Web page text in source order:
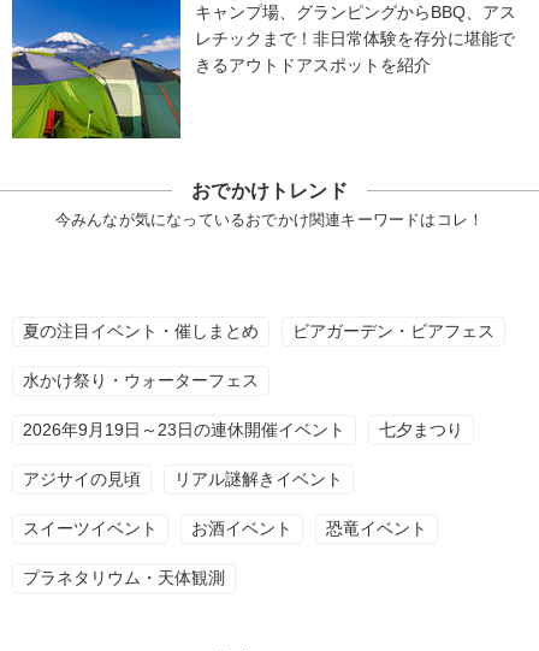
キャンプ場、グランピングからBBQ、アス
レチックまで！非日常体験を存分に堪能で
きるアウトドアスポットを紹介
おでかけトレンド
今みんなが気になっているおでかけ関連キーワードはコレ！
夏の注目イベント・催しまとめ ビアガーデン・ビアフェス
水かけ祭り・ウォーターフェス
2026年9月19日～23日の連休開催イベント 七夕まつり
アジサイの見頃 リアル謎解きイベント
スイーツイベント お酒イベント 恐竜イベント
プラネタリウム・天体観測